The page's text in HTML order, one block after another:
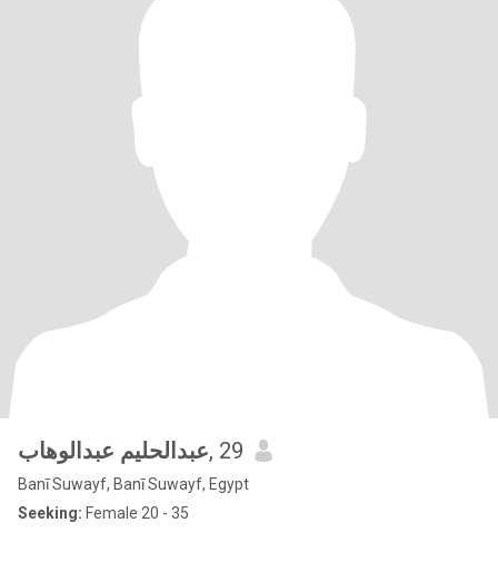
عبدالحليم عبدالوهاب, 29
Banī Suwayf, Banī Suwayf, Egypt
Seeking: Female 20 - 35